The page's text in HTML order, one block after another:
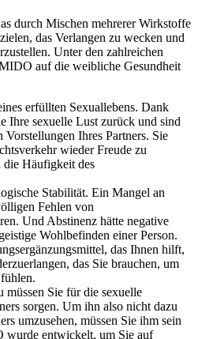
durch Mischen mehrerer Wirkstoffe
das Verlangen zu wecken und
Unter den zahlreichen
auf die weibliche Gesundheit
erfüllten Sexuallebens. Dank
Ihre sexuelle Lust zurück und sind
Ihres Partners. Sie
wieder Freude zu
die Häufigkeit des
Stabilität. Ein Mangel an
Fehlen von
Und Abstinenz hätte negative
Wohlbefinden einer Person.
das Ihnen hilft,
das Sie brauchen, um
müssen Sie für die sexuelle
sorgen. Um ihn also nicht dazu
umzusehen, müssen Sie ihm sein
wurde entwickelt, um Sie auf